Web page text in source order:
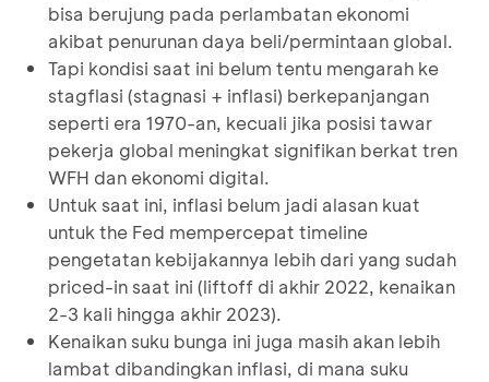
bisa berujung pada perlambatan ekonomi
akibat penurunan daya beli/permintaan global.
Tapi kondisi saat ini belum tentu mengarah ke
stagflasi (stagnasi + inflasi) berkepanjangan
seperti era 1970-an, kecuali jika posisi tawar
pekerja global meningkat signifikan berkat tren
WFH dan ekonomi digital.
Untuk saat ini, inflasi belum jadi alasan kuat
untuk the Fed mempercepat timeline
pengetatan kebijakannya lebih dari yang sudah
priced-in saat ini (liftoff di akhir 2022, kenaikan
2-3 kali hingga akhir 2023).
Kenaikan suku bunga ini juga masih akan lebih
lambat dibandingkan inflasi, di mana suku